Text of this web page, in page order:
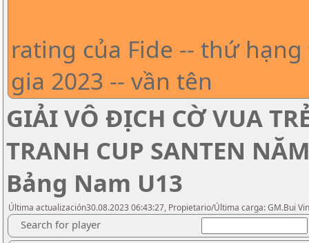
rating của Fide -- thứ
gia 2023 -- vần tên
GIẢI VÔ ĐỊCH CỜ VUA
TRANH CUP SANTEN
Bảng Nam U13
Última actualización30.08.2023 06:43:27, Propietario/Última carga: GM.Bui
Search for player